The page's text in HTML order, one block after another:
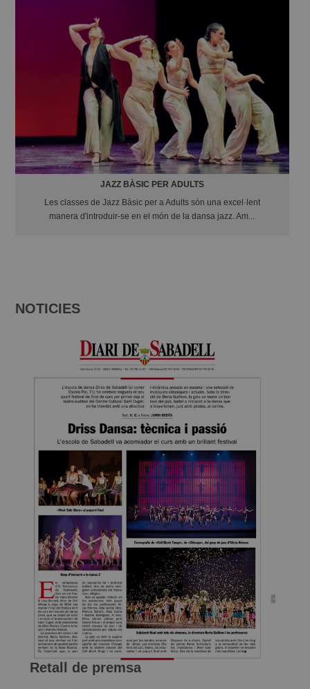
JAZZ BÀSIC PER ADULTS
Les classes de Jazz Bàsic per a Adults són una excel·lent
manera d'introduir-se en el món de la dansa jazz. Am...
NOTICIES
Retall de premsa